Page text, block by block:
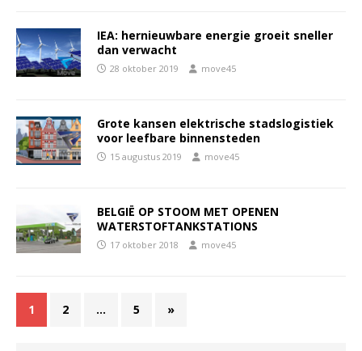
IEA: hernieuwbare energie groeit sneller
dan verwacht
28 oktober 2019 move45
Grote kansen elektrische stadslogistiek
voor leefbare binnensteden
15 augustus 2019 move45
BELGIË OP STOOM MET OPENEN
WATERSTOFTANKSTATIONS
17 oktober 2018 move45
1 2 … 5 »